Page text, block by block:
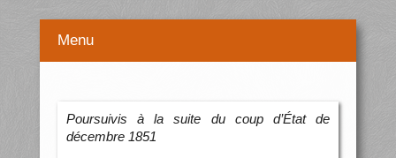
Menu
Poursuivis à la suite du coup d’État de
décembre 1851